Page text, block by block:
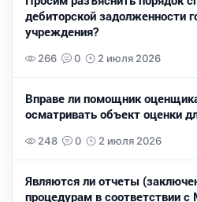
дебиторской задолженности
учреждения?
266 0 2 июля 2026
Вправе ли помощник
осматривать объект оценки
248 0 2 июля 2026
Являются ли отчеты
процедурам в соответствии